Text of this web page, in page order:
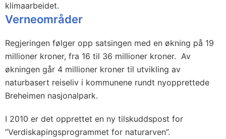
klimaarbeidet.
Verneområder
Regjeringen følger opp satsingen med en økning på 19
millioner kroner, fra 16 til 36 millioner kroner. Av
økningen går 4 millioner kroner til utvikling av
naturbasert reiseliv i kommunene rundt nyopprettede
Breheimen nasjonalpark.
I 2010 er det opprettet en ny tilskuddspost for
”Verdiskapingsprogrammet for naturarven”.